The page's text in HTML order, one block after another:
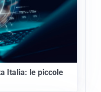
Italia: le piccole